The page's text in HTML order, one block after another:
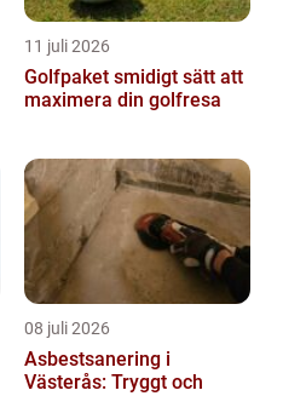
11 juli 2026
Golfpaket smidigt sätt att
maximera din golfresa
08 juli 2026
Asbestsanering i
Västerås: Tryggt och